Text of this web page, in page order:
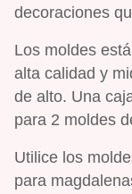
decoraciones
Los moldes
alta calidad y
de alto. Una
para 2 moldes
Utilice los
para